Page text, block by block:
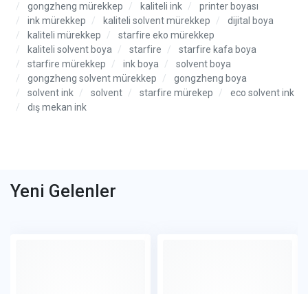
gongzheng mürekkep
kaliteli ink
printer boyası
ink mürekkep
kaliteli solvent mürekkep
dijital boya
kaliteli mürekkep
starfire eko mürekkep
kaliteli solvent boya
starfire
starfire kafa boya
starfire mürekkep
ink boya
solvent boya
gongzheng solvent mürekkep
gongzheng boya
solvent ink
solvent starfire mürekep
eco solvent ink
dış mekan ink
Yeni Gelenler